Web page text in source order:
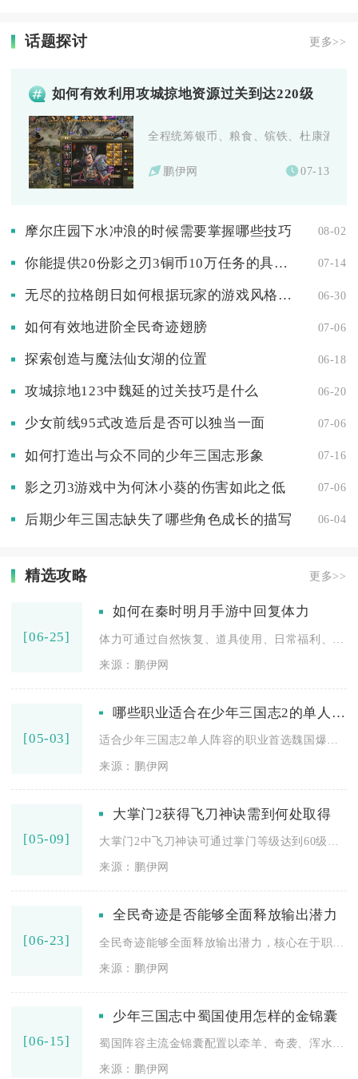
话题探讨 更多>>
如何有效利用攻城掠地资源过关到达220级
全程统筹银币、粮食、镔铁、杜康酒、
鹏伊网 07-13
摩尔庄园下水冲浪的时候需要掌握哪些技巧 08-02
你能提供20份影之刃3铜币10万任务的具体名称吗 07-14
无尽的拉格朗日如何根据玩家的游戏风格为拉格朗日战机孢子加点 06-30
如何有效地进阶全民奇迹翅膀 07-06
探索创造与魔法仙女湖的位置 06-18
攻城掠地123中魏延的过关技巧是什么 06-20
少女前线95式改造后是否可以独当一面 07-06
如何打造出与众不同的少年三国志形象 07-16
影之刃3游戏中为何沐小葵的伤害如此之低 07-06
后期少年三国志缺失了哪些角色成长的描写 06-04
精选攻略 更多>>
[06-25]
如何在秦时明月手游中回复体力
来源：鹏伊网
[05-03]
哪些职业适合在少年三国志2的单人阵容中选择
适合少年三国志2单人阵容的职业首选魏国爆发型武将，其次是蜀国...
来源：鹏伊网
[05-09]
大掌门2获得飞刀神诀需到何处取得
来源：鹏伊网
[06-23]
全民奇迹是否能够全面释放输出潜力
来源：鹏伊网
[06-15]
少年三国志中蜀国使用怎样的金锦囊
来源：鹏伊网